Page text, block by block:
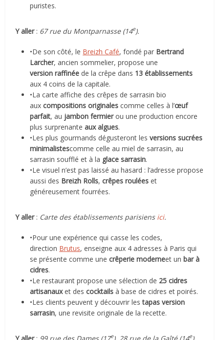
puristes.
Y aller : 67 rue du Montparnasse (14e).
•De son côté, le Breizh Café, fondé par Bertrand
Larcher, ancien sommelier, propose une
version raffinée de la crêpe dans 13 établissements
aux 4 coins de la capitale.
•La carte affiche des crêpes de sarrasin bio
auxcompositions originalescomme celles à l’œuf
parfait, au jambon fermierou une production encore
plus surprenante aux algues.
•Les plus gourmands dégusteront lesversions sucrées
minimalistescomme celle au miel de sarrasin, au
sarrasin soufflé et à la glace sarrasin.
•Le visuel n’est pas laissé au hasard : l’adresse propose
aussi des Breizh Rolls,crêpes rouléeset
généreusement fourrées.
Y aller : Carte des établissements parisiens ici.
•Pour une expérience qui casse les codes,
direction Brutus, enseigne aux 4 adresses à Paris qui
se présente comme unecrêperie moderneet un bar à
cidres.
•Le restaurant propose une sélection de 25 cidres
artisanauxet descocktails à base de cidres et poirés.
•Les clients peuvent y découvrir lestapas version
sarrasin, une revisite originale de la recette.
e e